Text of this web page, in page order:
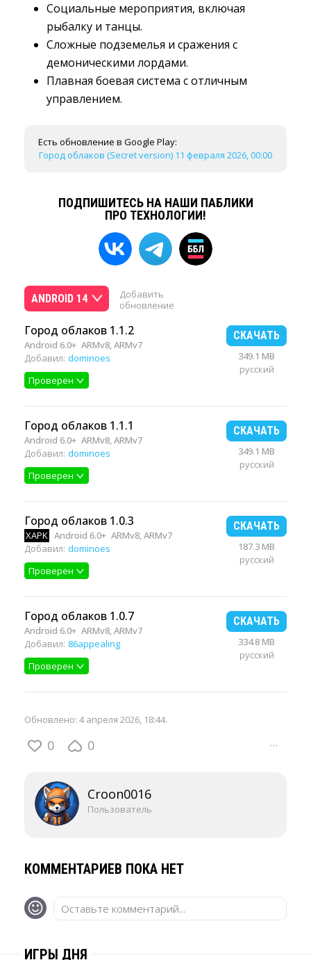
Социальные мероприятия, включая
рыбалку и танцы.
Сложные подземелья и сражения с
демоническими лордами.
Плавная боевая система с отличным
управлением.
Есть обновление в Google Play:
Город облаков (Secret version) 11 февраля 2026, 00:00
ПОДПИШИТЕСЬ НА НАШИ ПАБЛИКИ
ПРО ТЕХНОЛОГИИ!
ANDROID 14
Добавить
обновление
Город облаков 1.1.2
Android 6.0+ ARMv8, ARMv7
Добавил: dominoes
Проверен
СКАЧАТЬ
349.1 MB
русский
Город облаков 1.1.1
Android 6.0+ ARMv8, ARMv7
Добавил: dominoes
Проверен
СКАЧАТЬ
349.1 MB
русский
Город облаков 1.0.3
XAPK Android 6.0+ ARMv8, ARMv7
Добавил: dominoes
Проверен
СКАЧАТЬ
187.3 MB
русский
Город облаков 1.0.7
Android 6.0+ ARMv8, ARMv7
Добавил: 86appealing
Проверен
СКАЧАТЬ
334.8 MB
русский
Обновлено: 4 апреля 2026, 18:44.
0 0 ···
Croon0016
Пользователь
КОММЕНТАРИЕВ ПОКА НЕТ
Оставьте комментарий...
ИГРЫ ДНЯ